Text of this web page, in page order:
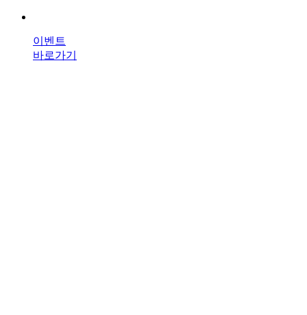
이벤트
바로가기